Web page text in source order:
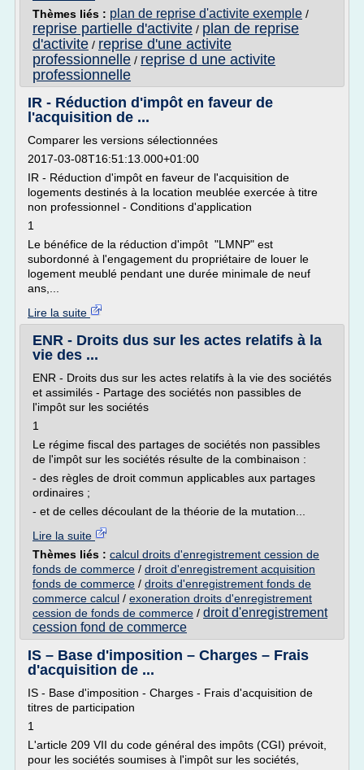
Thèmes liés : plan de reprise d'activite exemple /
reprise partielle d'activite / plan de reprise
d'activite / reprise d'une activite
professionnelle / reprise d une activite
professionnelle
IR - Réduction d'impôt en faveur de
l'acquisition de ...
Comparer les versions sélectionnées
2017-03-08T16:51:13.000+01:00
IR - Réduction d'impôt en faveur de l'acquisition de
logements destinés à la location meublée exercée à titre
non professionnel - Conditions d'application
1
Le bénéfice de la réduction d'impôt "LMNP" est
subordonné à l'engagement du propriétaire de louer le
logement meublé pendant une durée minimale de neuf
ans,...
Lire la suite
ENR - Droits dus sur les actes relatifs à la
vie des ...
ENR - Droits dus sur les actes relatifs à la vie des sociétés
et assimilés - Partage des sociétés non passibles de
l'impôt sur les sociétés
1
Le régime fiscal des partages de sociétés non passibles
de l'impôt sur les sociétés résulte de la combinaison :
- des règles de droit commun applicables aux partages
ordinaires ;
- et de celles découlant de la théorie de la mutation...
Lire la suite
Thèmes liés : calcul droits d'enregistrement cession de
fonds de commerce / droit d'enregistrement acquisition
fonds de commerce / droits d'enregistrement fonds de
commerce calcul / exoneration droits d'enregistrement
cession de fonds de commerce / droit d'enregistrement
cession fond de commerce
IS – Base d'imposition – Charges – Frais
d'acquisition de ...
IS - Base d'imposition - Charges - Frais d'acquisition de
titres de participation
1
L'article 209 VII du code général des impôts (CGI) prévoit,
pour les sociétés soumises à l'impôt sur les sociétés,